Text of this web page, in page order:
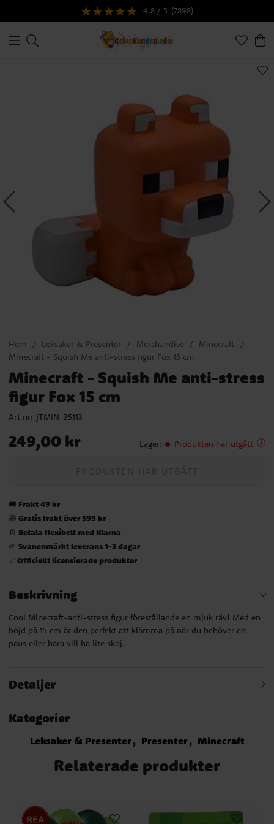
4.8 / 5 (7898)
Hem Leksaker & Presenter Merchandise
Minecraft
Minecraft - Squish Me anti-stress figur Fox 15 cm
Minecraft - Squish Me anti-stress
figur Fox 15 cm
Art nr: JTMIN-35113
Pris:249,00 kr
249,00 kr Lager: Produkten har utgått
🚚 Frakt 49 kr
🎁 Gratis frakt över 599 kr
📄 Betala flexibelt med Klarna
🌱 Svanenmärkt leverans 1-3 dagar
✅ Officiellt licensierade produkter
Beskrivning
Cool Minecraft-anti-stress figur föreställande en mjuk räv! Med en
höjd på 15 cm är den perfekt att klämma på när du behöver en
paus eller bara vill ha lite skoj.
Detaljer
Kategorier
Leksaker & Presenter Presenter Minecraft
Relaterade produkter